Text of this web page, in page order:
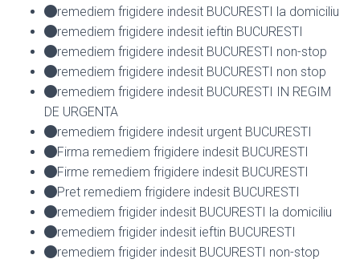
remediem frigidere indesit BUCURESTI la domiciliu
remediem frigidere indesit ieftin BUCURESTI
remediem frigidere indesit BUCURESTI non-stop
remediem frigidere indesit BUCURESTI non stop
remediem frigidere indesit BUCURESTI IN REGIM
DE URGENTA
remediem frigidere indesit urgent BUCURESTI
Firma remediem frigidere indesit BUCURESTI
Firme remediem frigidere indesit BUCURESTI
Pret remediem frigidere indesit BUCURESTI
remediem frigider indesit BUCURESTI la domiciliu
remediem frigider indesit ieftin BUCURESTI
remediem frigider indesit BUCURESTI non-stop